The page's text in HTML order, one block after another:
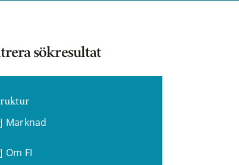
sökresultat
Marknad
Om FI